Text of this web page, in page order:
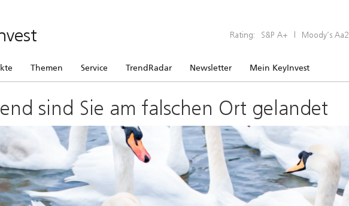
Rating: S&P A+ | Moody’s Aa2
Themen Service TrendRadar Newsletter Mein KeyInvest
sind Sie am falschen Ort gelandet